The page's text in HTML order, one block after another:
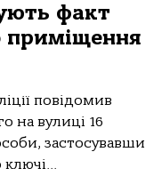
факт
приміщення
повідомив
на вулиці 16
застосувавши
ключі...